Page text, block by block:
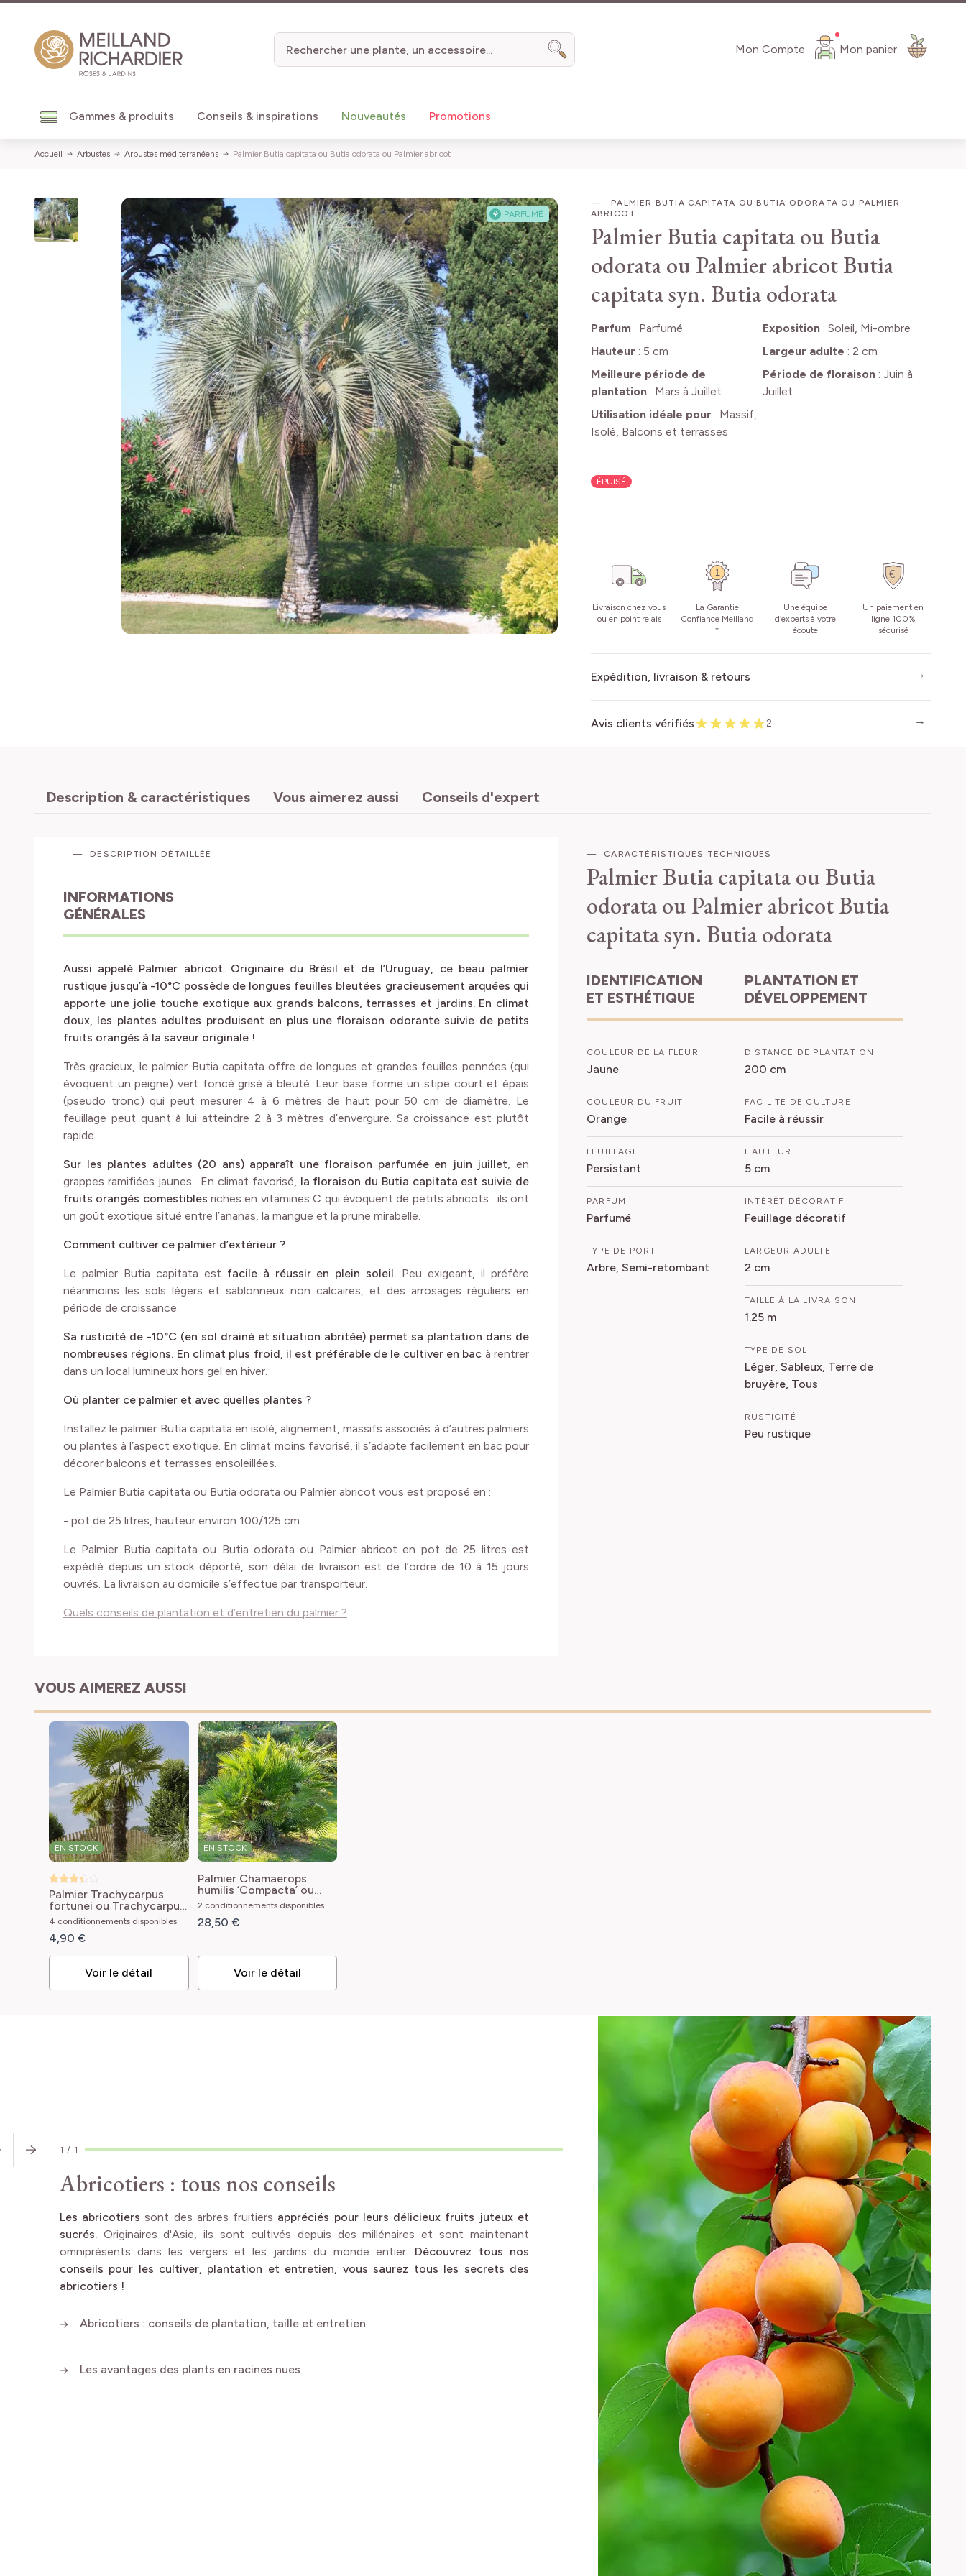
Mon Compte Mon panier
Gammes & produits Conseils & inspirations Nouveautés Promotions
Chercher
Accueil Arbustes Arbustes méditerranéens Palmier Butia capitata ou Butia odorata ou Palmier abricot
⚘ PARFUMÉ
PALMIER BUTIA CAPITATA OU BUTIA ODORATA OU PALMIER
ABRICOT
Palmier Butia capitata ou Butia
odorata ou Palmier abricotButia
capitata syn. Butia odorata
Parfum: Parfumé Exposition: Soleil, Mi-ombre
Hauteur : 5 cm Largeur adulte : 2 cm
Meilleure période de
plantation: Mars à Juillet
Période de floraison: Juin à
Juillet
Utilisation idéale pour : Massif,
Isolé, Balcons et terrasses
ÉPUISÉ
Livraison chez vous
ou en point relais
La Garantie
Confiance Meilland
*
Une équipe
d’experts à votre
écoute
Un paiement en
ligne 100%
sécurisé
Expédition, livraison & retours
Avis clients vérifiés 2
Description & caractéristiques Vous aimerez aussi Conseils d'expert
DESCRIPTION DÉTAILLÉE
INFORMATIONS
GÉNÉRALES
Aussi appelé Palmier abricot. Originaire du Brésil et de l’Uruguay, ce beau palmier
rustique jusqu’à -10°C possède de longues feuilles bleutées gracieusement arquées qui
apporte une jolie touche exotique aux grands balcons, terrasses et jardins. En climat
doux, les plantes adultes produisent en plus une floraison odorante suivie de petits
fruits orangés à la saveur originale !
Très gracieux, le palmier Butia capitata offre de longues et grandes feuilles pennées (qui
évoquent un peigne) vert foncé grisé à bleuté. Leur base forme un stipe court et épais
(pseudo tronc) qui peut mesurer 4 à 6 mètres de haut pour 50 cm de diamètre. Le
feuillage peut quant à lui atteindre 2 à 3 mètres d’envergure. Sa croissance est plutôt
rapide.
Sur les plantes adultes (20 ans) apparaît une floraison parfumée en juin juillet, en
grappes ramifiées jaunes. En climat favorisé, la floraison du Butia capitata est suivie de
fruits orangés comestibles riches en vitamines C qui évoquent de petits abricots : ils ont
un goût exotique situé entre l’ananas, la mangue et la prune mirabelle.
Comment cultiver ce palmier d’extérieur ?
Le palmier Butia capitata est facile à réussir en plein soleil. Peu exigeant, il préfère
néanmoins les sols légers et sablonneux non calcaires, et des arrosages réguliers en
période de croissance.
Sa rusticité de -10°C (en sol drainé et situation abritée) permet sa plantation dans de
nombreuses régions. En climat plus froid, il est préférable de le cultiver en bac à rentrer
dans un local lumineux hors gel en hiver.
Où planter ce palmier et avec quelles plantes ?
Installez le palmier Butia capitata en isolé, alignement, massifs associés à d’autres palmiers
ou plantes à l’aspect exotique. En climat moins favorisé, il s’adapte facilement en bac pour
décorer balcons et terrasses ensoleillées.
Le Palmier Butia capitata ou Butia odorata ou Palmier abricot vous est proposé en :
- pot de 25 litres, hauteur environ 100/125 cm
Le Palmier Butia capitata ou Butia odorata ou Palmier abricot en pot de 25 litres est
expédié depuis un stock déporté, son délai de livraison est de l’ordre de 10 à 15 jours
ouvrés. La livraison au domicile s’effectue par transporteur.
Quels conseils de plantation et d’entretien du palmier ?
CARACTÉRISTIQUES TECHNIQUES
Palmier Butia capitata ou Butia
odorata ou Palmier abricotButia
capitata syn. Butia odorata
IDENTIFICATION
ET ESTHÉTIQUE
COULEUR DE LA FLEUR
Jaune
COULEUR DU FRUIT
Orange
FEUILLAGE
Persistant
PARFUM
Parfumé
TYPE DE PORT
Arbre, Semi-retombant
PLANTATION ET
DÉVELOPPEMENT
DISTANCE DE PLANTATION
200 cm
FACILITÉ DE CULTURE
Facile à réussir
HAUTEUR
5 cm
INTÉRÊT DÉCORATIF
Feuillage décoratif
LARGEUR ADULTE
2 cm
TAILLE À LA LIVRAISON
1.25 m
TYPE DE SOL
Léger, Sableux, Terre de
bruyère, Tous
RUSTICITÉ
Peu rustique
VOUS AIMEREZ AUSSI
EN STOCK
Palmier Trachycarpus
fortunei ou Trachycarpus
excelsa Trachycarpus
fortunei
4 conditionnements disponibles
4,90 €
Voir le détail
EN STOCK
Palmier Chamaerops
humilis ‘Compacta’ ou
Palmier nain
méditerranéen compact
Chamaerops humilis
2 conditionnements disponibles
28,50 €
Voir le détail
1 / 1
Abricotiers : tous nos conseils
Les abricotiers sont des arbres fruitiers appréciés pour leurs délicieux fruits juteux et
sucrés.Originaires d'Asie, ils sont cultivés depuis des millénaires et sont maintenant
omniprésents dans les vergers et les jardins du monde entier. Découvrez tous nos
conseils pour les cultiver, plantation et entretien, vous saurez tous les secrets des
abricotiers !
Abricotiers : conseils de plantation, taille et entretien
Les avantages des plants en racines nues